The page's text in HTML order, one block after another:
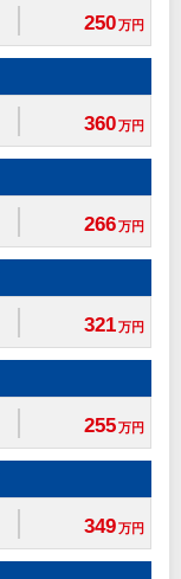
250万円
360万円
266万円
321万円
255万円
349万円